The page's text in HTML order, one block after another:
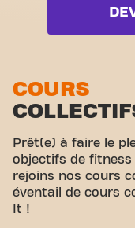
Live Cardio
Live Pilates
Zone d'étirement
Cyclisme virtuel
Visite guidée
COURS
Prêt(e) à faire le
objectifs de
rejoins nos cours
éventail de cours
It !